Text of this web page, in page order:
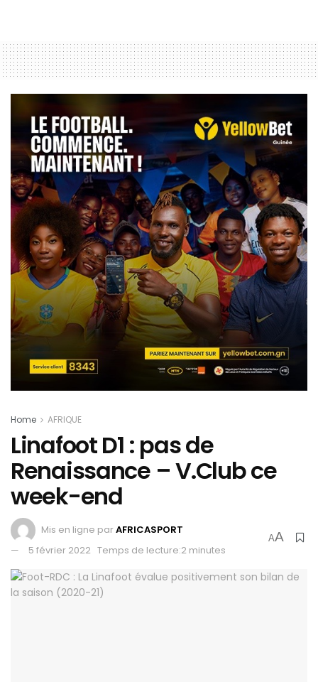
Home AFRIQUE
Linafoot D1 : pas de
Renaissance – V.Club ce
week-end
Mis en ligne parAFRICASPORT
5 février 2022 Temps de lecture:2 minutes
AA